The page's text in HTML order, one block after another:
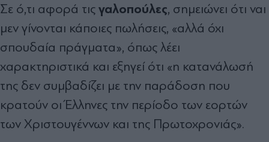
Σε ό,τι αφορά τις γαλοπούλες, σημειώνει ότι ναι
μεν γίνονται κάποιες πωλήσεις, «αλλά όχι
σπουδαία πράγματα», όπως λέει
χαρακτηριστικά και εξηγεί ότι «η κατανάλωσή
της δεν συμβαδίζει με την παράδοση που
κρατούν οι Έλληνες την περίοδο των εορτών
των Χριστουγέννων και της Πρωτοχρονιάς».